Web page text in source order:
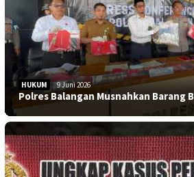
HUKUM 9 Juni 2026
Polres Balangan Musnahkan Barang